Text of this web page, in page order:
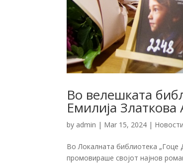
Во велешката
Емилија Златкова
by admin | Mar 15, 2024 | Новости
Во Локалната библиотека „Гоце
промовираше својот најнов